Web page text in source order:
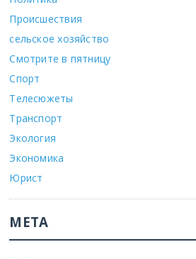
Происшествия
сельское хозяйство
Смотрите в пятницу
Спорт
Телесюжеты
Транспорт
Экология
Экономика
Юрист
МЕТА